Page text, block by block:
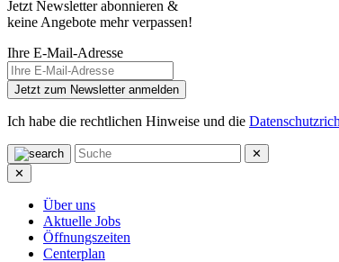
Jetzt Newsletter abonnieren &
keine Angebote mehr verpassen!
Ihre E-Mail-Adresse
Jetzt zum Newsletter anmelden
Ich habe die rechtlichen Hinweise und die
✕
✕
Über uns
Aktuelle Jobs
Öffnungszeiten
Centerplan